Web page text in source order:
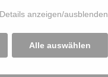
Details anzeigen/ausblenden
Alle auswählen